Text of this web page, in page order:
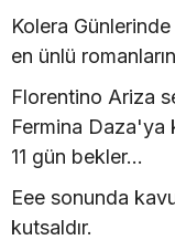
Kolera
en ünlü
Florentino Ariza
Fermina Daza'ya
11 gün bekler...
Eee sonunda
kutsaldır.